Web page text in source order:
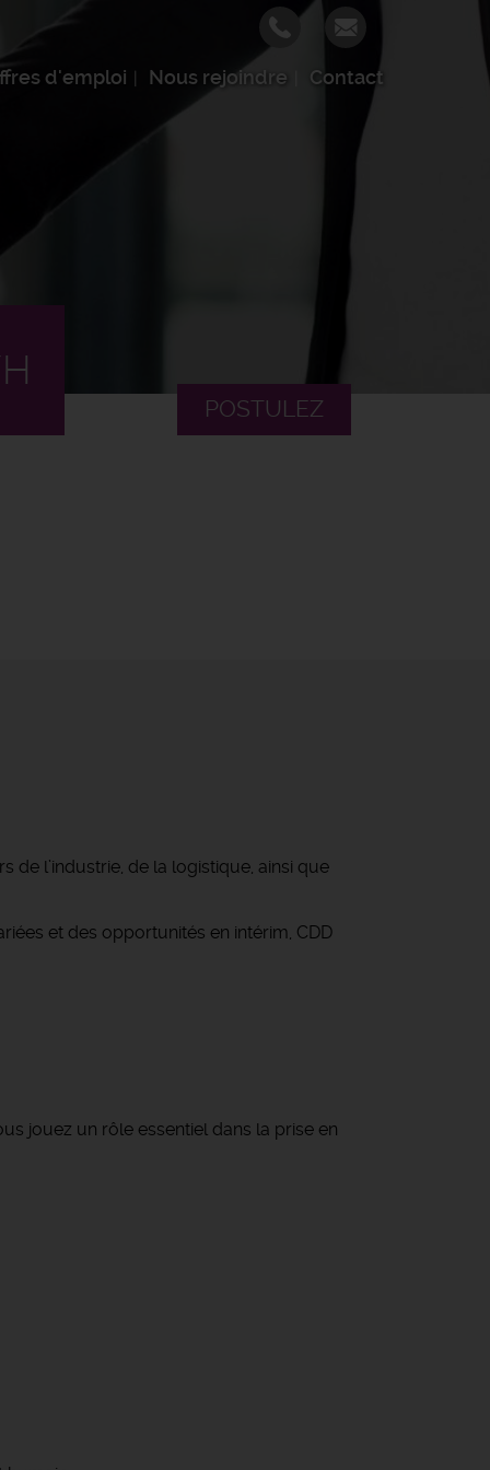
d'emploi Nous rejoindre Contact
POSTULEZ
de l’industrie, de la logistique, ainsi que
et des opportunités en intérim, CDD
jouez un rôle essentiel dans la prise en